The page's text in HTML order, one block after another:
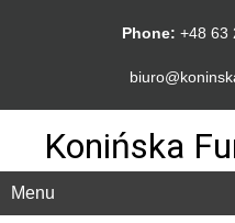
Phone: +48
Konińska
Menu